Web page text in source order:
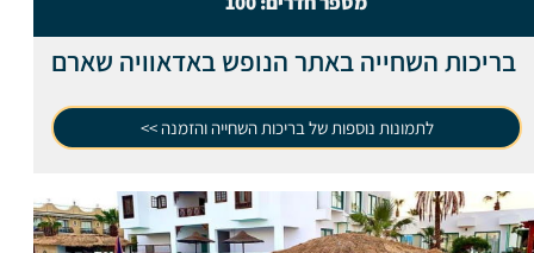
בריכות השחייה באתר הנופש באדאוויה שארם
לתמונות נוספות של בריכות השחייה והזמנה >>